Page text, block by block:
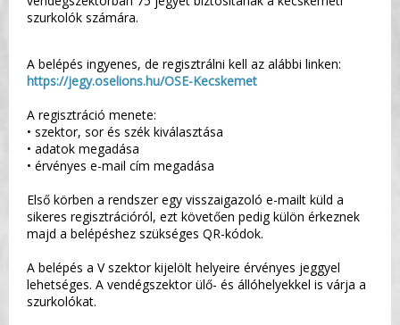
szurkolók számára.
A belépés ingyenes, de regisztrálni kell az alábbi linken:
https://jegy.oselions.hu/OSE-Kecskemet
A regisztráció menete:
• szektor, sor és szék kiválasztása
• adatok megadása
• érvényes e-mail cím megadása
Első körben a rendszer egy visszaigazoló e-mailt küld a
sikeres regisztrációról, ezt követően pedig külön érkeznek
majd a belépéshez szükséges QR-kódok.
A belépés a V szektor kijelölt helyeire érvényes jeggyel
lehetséges. A vendégszektor ülő- és állóhelyekkel is várja a
szurkolókat.